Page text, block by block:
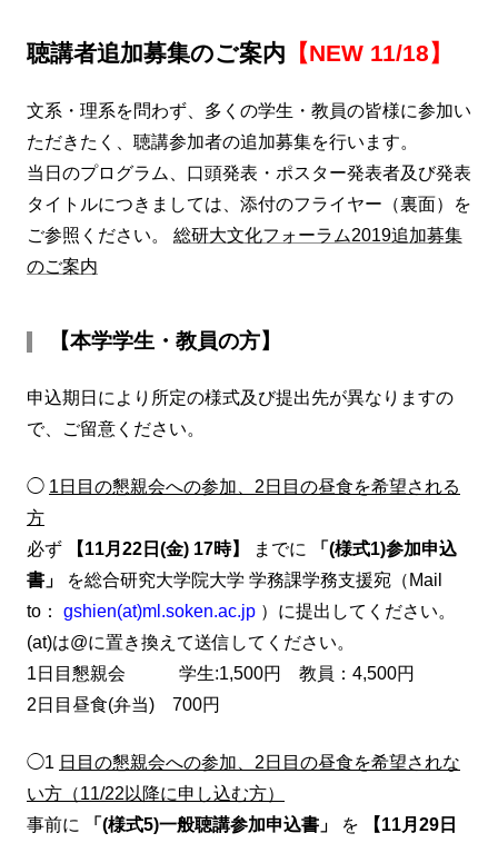
聴講者追加募集のご案内 【NEW 11/18】
文系・理系を問わず、多くの学生・教員の皆様に参加い
ただきたく、聴講参加者の追加募集を行います。
当日のプログラム、口頭発表・ポスター発表者及び発表
タイトルにつきましては、添付のフライヤー（裏面）を
ご参照ください。 総研大文化フォーラム2019追加募集
のご案内
【本学学生・教員の方】
申込期日により所定の様式及び提出先が異なりますの
で、ご留意ください。
◯ 1日目の懇親会への参加、2日目の昼食を希望される
方
必ず
【11月22日(金) 17時】 までに
「(様式1)参加申込
書」
を総合研究大学院大学 学務課学務支援宛（Mail
to： gshien(at)ml.soken.ac.jp ）に提出してください。
(at)は@に置き換えて送信してください。
1日目懇親会 学生:1,500円 教員：4,500円
2日目昼食(弁当) 700円
◯1 日目の懇親会への参加、2日目の昼食を希望されな
い方（11/22以降に申し込む方）
事前に
「(様式5)一般聴講参加申込書」 を 【11月29日